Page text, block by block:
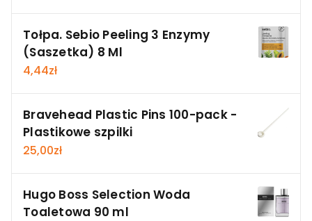
Tołpa. Sebio Peeling 3 Enzymy
(Saszetka) 8 Ml
4,44zł
Bravehead Plastic Pins 100-pack -
Plastikowe szpilki
25,00zł
Hugo Boss Selection Woda
Toaletowa 90 ml